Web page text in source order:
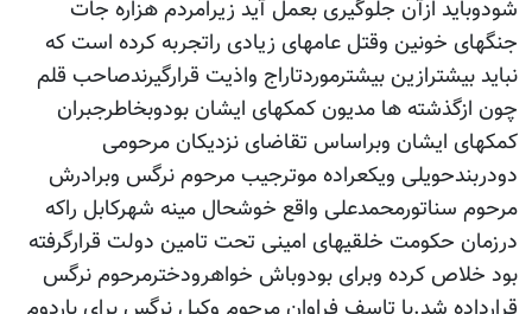
شودوباید ازآن جلوگیری بعمل آید زیرامردم هزاره جات
جنگهای خونین وقتل عامهای زیادی راتجربه کرده است که
نباید بیشترازین بیشترموردتاراج واذیت قرارگیرندصاحب قلم
چون ازگذشته ها مدیون کمکهای ایشان بودوبخاطرجبران
کمکهای ایشان وبراساس تقاضای نزدیکان مرحومی
دودربندحویلی ویکعراده موترجیب مرحوم نرگس وبرادرش
مرحوم سناتورمحمدعلی واقع خوشحال مینه شهرکابل راکه
درزمان حکومت خلقیهای امینی تحت تامین دولت قرارگرفته
بود خلاص کرده وبرای بودوباش خواهرودخترمرحوم نرگس